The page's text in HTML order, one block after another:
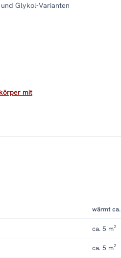
Glykol-Varianten
mit
wärmt ca.
ca. 5 m²
ca. 5 m²